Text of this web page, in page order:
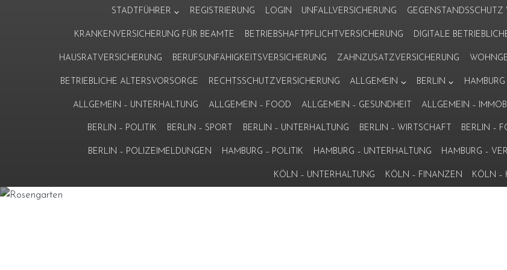
STADTFÜHRER REGISTRIERUNG LOGIN UNFALLVERSICHERUNG GEGENSTANDSSCHUTZ
KRANKENVERSICHERUNG FÜR BEAMTE BETRIEBSHAFTPFLICHTVERSICHERUNG DIGITALE
HAUSRATVERSICHERUNG BERUFSUNFÄHIGKEITSVERSICHERUNG ZAHNZUSATZVERSICHERUNG
BETRIEBLICHE ALTERSVORSORGE RECHTSSCHUTZVERSICHERUNG ALLGEMEIN BERLIN HAMBURG
ALLGEMEIN – UNTERHALTUNG ALLGEMEIN – FOOD ALLGEMEIN – GESUNDHEIT ALLGEMEIN –
BERLIN – POLITIK BERLIN – SPORT BERLIN – UNTERHALTUNG BERLIN – WIRTSCHAFT BERLIN –
BERLIN – POLIZEIMELDUNGEN HAMBURG – POLITIK HAMBURG – UNTERHALTUNG HAMBURG –
KÖLN – UNTERHALTUNG KÖLN – FINANZEN KÖLN –